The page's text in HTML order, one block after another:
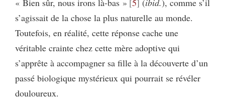
s’agissait de la chose la plus naturelle au monde.
Toutefois, en réalité, cette réponse cache une
véritable crainte chez cette mère adoptive qui
s’apprête à accompagner sa fille à la découverte d’un
passé biologique mystérieux qui pourrait se révéler
douloureux.